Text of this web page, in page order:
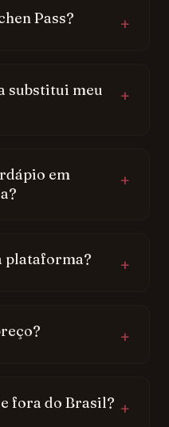
Pass? +
substitui meu
+
em
+
plataforma? +
+
fora do Brasil? +